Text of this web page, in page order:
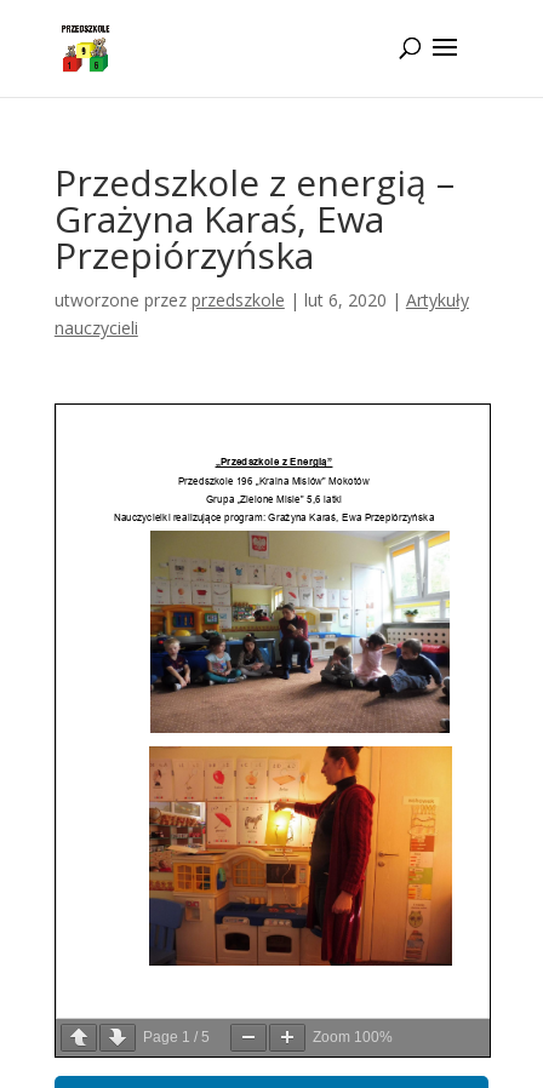
Przedszkole z energią –
Grażyna Karaś, Ewa
Przepiórzyńska
utworzone przez przedszkole | lut 6, 2020 | Artykuły
nauczycieli
Page 1 / 5 Zoom 100%